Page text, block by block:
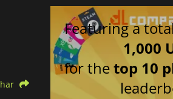
Featuring a
1,000
for thetop 10